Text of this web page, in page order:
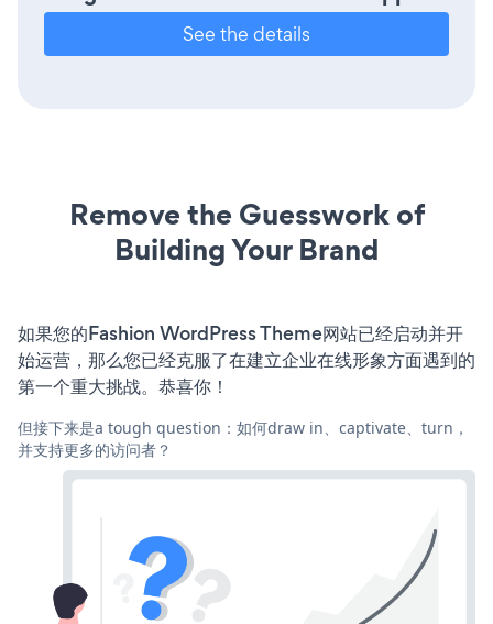
See the details
Remove the Guesswork of
Building Your Brand
如果您的Fashion WordPress Theme网站已经启动并开
始运营，那么您已经克服了在建立企业在线形象方面遇到的
第一个重大挑战。恭喜你！
但接下来是a tough question：如何draw in、captivate、turn，
并支持更多的访问者？